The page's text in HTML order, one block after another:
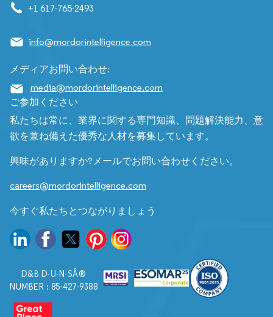
+1 617-765-2493
info@mordorintelligence.com
メディアお問い合わせ:
media@mordorintelligence.com
ご参加ください
私たちは常に、業界に関する専門知識、問題解決能力、意
欲を兼ね備えた優秀な人材を募集しています。
興味がありますか?メールでお問い合わせください。
careers@mordorintelligence.com
今すぐ私たちとつながりましょう
D&B D-U-N-SÂ®
NUMBER : 85-427-9388